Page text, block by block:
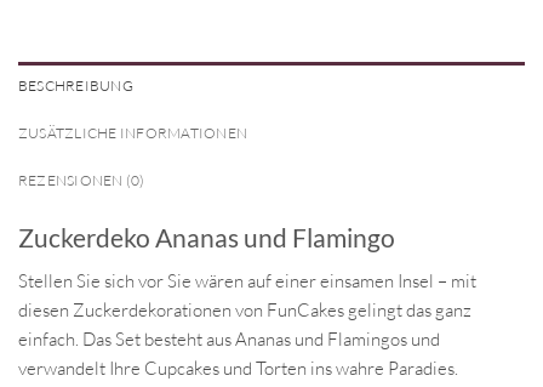
BESCHREIBUNG
ZUSÄTZLICHE INFORMATIONEN
REZENSIONEN (0)
Zuckerdeko Ananas und Flamingo
Stellen Sie sich vor Sie wären auf einer einsamen Insel – mit
diesen Zuckerdekorationen von FunCakes gelingt das ganz
einfach. Das Set besteht aus Ananas und Flamingos und
verwandelt Ihre Cupcakes und Torten ins wahre Paradies.